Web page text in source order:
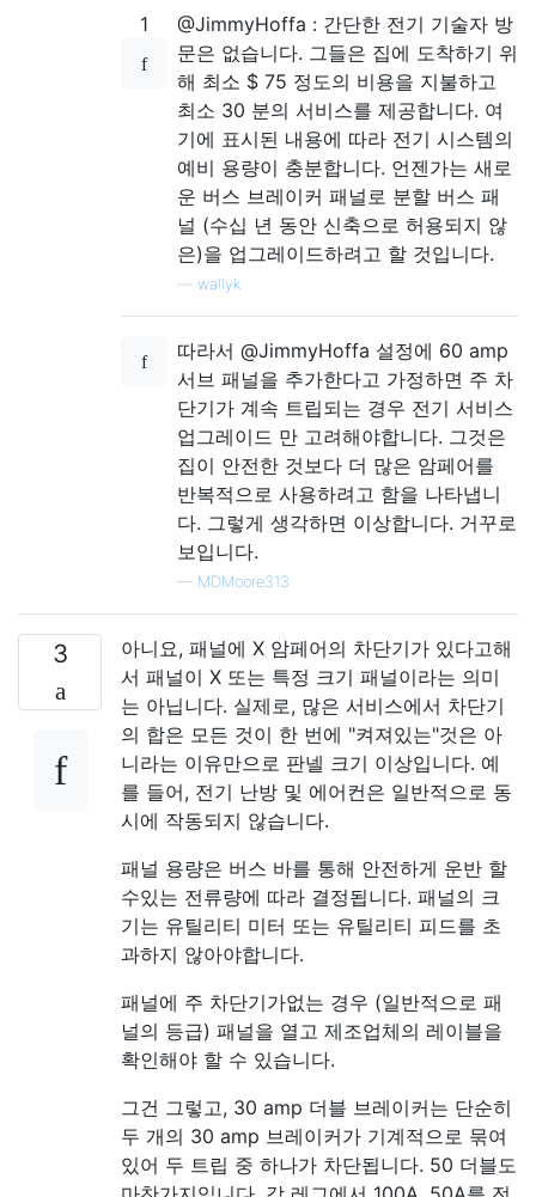
1
@JimmyHoffa : 간단한 전기 기술자 방
문은 없습니다. 그들은 집에 도착하기 위
해 최소 $ 75 정도의 비용을 지불하고
최소 30 분의 서비스를 제공합니다. 여
기에 표시된 내용에 따라 전기 시스템의
예비 용량이 충분합니다. 언젠가는 새로
운 버스 브레이커 패널로 분할 버스 패
널 (수십 년 동안 신축으로 허용되지 않
은)을 업그레이드하려고 할 것입니다.
wallyk
따라서 @JimmyHoffa 설정에 60 amp
서브 패널을 추가한다고 가정하면 주 차
단기가 계속 트립되는 경우 전기 서비스
업그레이드 만 고려해야합니다. 그것은
집이 안전한 것보다 더 많은 암페어를
반복적으로 사용하려고 함을 나타냅니
다. 그렇게 생각하면 이상합니다. 거꾸로
보입니다.
— MDMoore313
3
아니요, 패널에 X 암페어의 차단기가 있다고해
서 패널이 X 또는 특정 크기 패널이라는 의미
는 아닙니다. 실제로, 많은 서비스에서 차단기
의 합은 모든 것이 한 번에 "켜져있는"것은 아
니라는 이유만으로 판넬 크기 이상입니다. 예
를 들어, 전기 난방 및 에어컨은 일반적으로 동
시에 작동되지 않습니다.
패널 용량은 버스 바를 통해 안전하게 운반 할
수있는 전류량에 따라 결정됩니다. 패널의 크
기는 유틸리티 미터 또는 유틸리티 피드를 초
과하지 않아야합니다.
패널에 주 차단기가없는 경우 (일반적으로 패
널의 등급) 패널을 열고 제조업체의 레이블을
확인해야 할 수 있습니다.
그건 그렇고, 30 amp 더블 브레이커는 단순히
두 개의 30 amp 브레이커가 기계적으로 묶여
있어 두 트립 중 하나가 차단됩니다. 50 더블도